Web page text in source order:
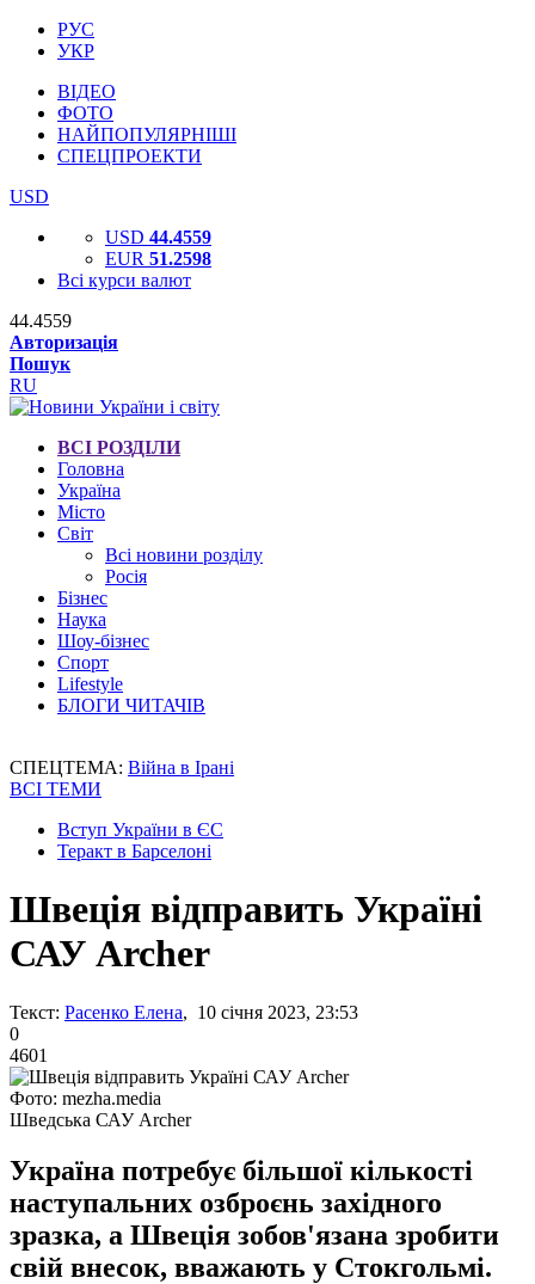
РУС
УКР
ВІДЕО
ФОТО
НАЙПОПУЛЯРНІШІ
СПЕЦПРОЕКТИ
USD
USD 44.4559
EUR 51.2598
Всі курси валют
44.4559
Авторизація
Пошук
RU
ВСІ РОЗДІЛИ
Головна
Україна
Місто
Світ
Всі новини розділу
Росія
Бізнес
Наука
Шоу-бізнес
Спорт
Lifestyle
БЛОГИ ЧИТАЧІВ
СПЕЦТЕМА: Війна в Ірані
ВСІ ТЕМИ
Вступ України в ЄС
Теракт в Барселоні
Швеція відправить Україні
САУ Archer
Текст: Расенко Елена, 10 січня 2023, 23:53
0
4601
Фото: mezha.media
Шведська САУ Archer
Україна потребує більшої кількості
наступальних озброєнь західного
зразка, а Швеція зобов'язана зробити
свій внесок, вважають у Стокгольмі.